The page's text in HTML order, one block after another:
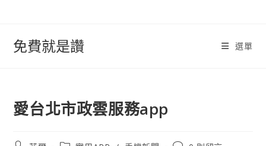
免費就是讚 選單
愛台北市政雲服務app